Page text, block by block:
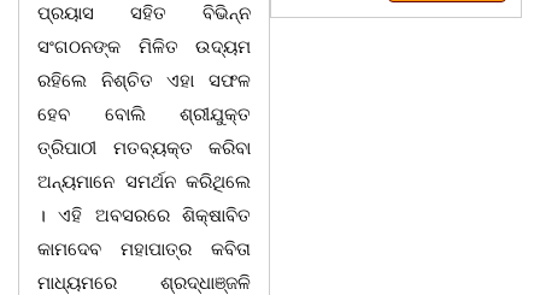
ପ୍ରୟାସ ସହିତ ବିଭିନ୍ନ
ସଂଗଠନଙ୍କ ମିଳିତ ଉଦ୍ୟମ
ରହିଲେ ନିଶ୍ଚିତ ଏହା ସଫଳ
ହେବ ବୋଲି ଶ୍ରୀଯୁକ୍ତ
ତ୍ରିପାଠୀ ମତବ୍ୟକ୍ତ କରିବା
ଅନ୍ୟମାନେ ସମର୍ଥନ କରିଥିଲେ
। ଏହି ଅବସରରେ ଶିକ୍ଷାବିତ
କାମଦେବ ମହାପାତ୍ର କବିତା
ମାଧ୍ୟମରେ ଶ୍ରଦ୍ଧାଞ୍ଜଳି